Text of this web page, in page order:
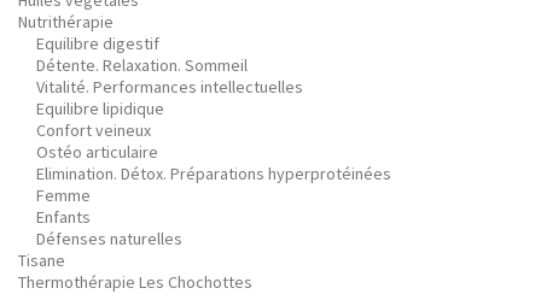
Nutrithérapie
Equilibre digestif
Détente. Relaxation. Sommeil
Vitalité. Performances intellectuelles
Equilibre lipidique
Confort veineux
Ostéo articulaire
Elimination. Détox. Préparations hyperprotéinées
Femme
Enfants
Défenses naturelles
Tisane
Thermothérapie Les Chochottes